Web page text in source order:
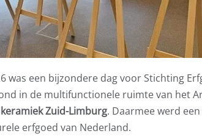
was een bijzondere dag voor Stichting
in de multifunctionele ruimte van het
Zuid-Limburg. Daarmee werd
erfgoed van Nederland.